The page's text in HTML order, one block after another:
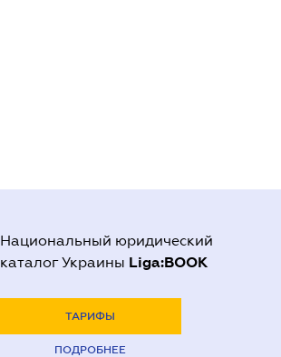
Национальный юридический
каталог Украины Liga:BOOK
ТАРИФЫ
ПОДРОБНЕЕ